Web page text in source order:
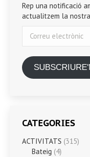
Rep una notificació
actualitzem la
electrònic
CATEGORIES
ACTIVITATS (315)
Bateig (4)